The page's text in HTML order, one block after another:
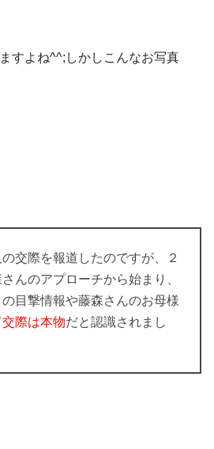
すよね^^;しかしこんなお写真
交際を報道したのですが、２
んのアプローチから始まり、
の目撃情報や藤森さんのお母様
交際は本物だと認識されまし